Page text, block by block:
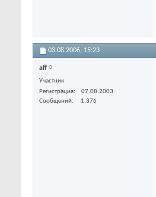
03.08.2006, 15:23
aff
Участник
Регистрация
07.08.2003
Сообщений
1,376